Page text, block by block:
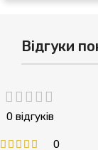
Відгуки
0 відгуків
0